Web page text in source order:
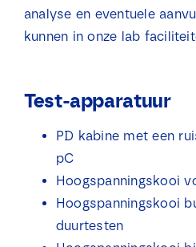
analyse en eventuele
kunnen in onze lab
Test-apparatuur
PD kabine met een
pC
Hoogspanningskooi
Hoogspanningskooi
duurtesten